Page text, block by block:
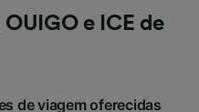
e ICE de
de viagem oferecidas